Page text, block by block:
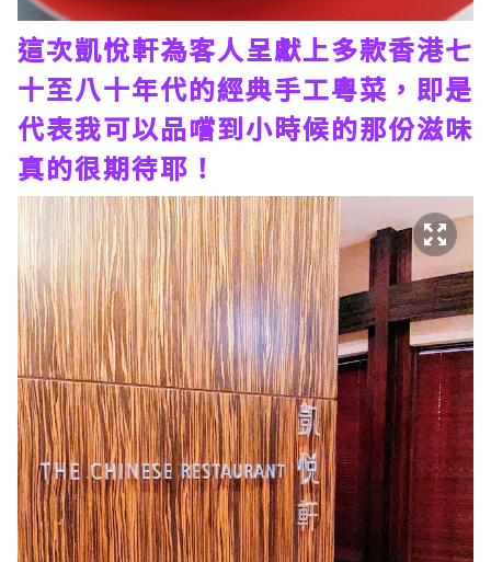
這次凱悅軒為客人呈獻上多款香港七
十至八十年代的經典手工粵菜，即是
代表我可以品嚐到小時候的那份滋味
真的很期待耶！